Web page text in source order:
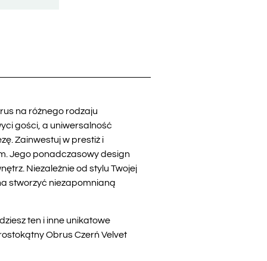
na różnego rodzaju
gości, a uniwersalność
Zainwestuj w prestiż i
Jego ponadczasowy design
Niezależnie od stylu Twojej
stworzyć niezapomnianą
ten i inne unikatowe
Obrus Czerń Velvet